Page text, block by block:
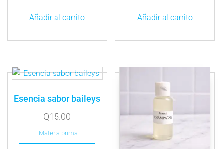
Añadir al carrito Añadir al carrito
Esencia sabor baileys
Q15.00
Materia prima